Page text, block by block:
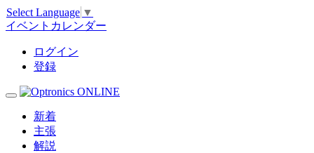
Select Language ▼
イベントカレンダー
ログイン
登録
新着
主張
解説